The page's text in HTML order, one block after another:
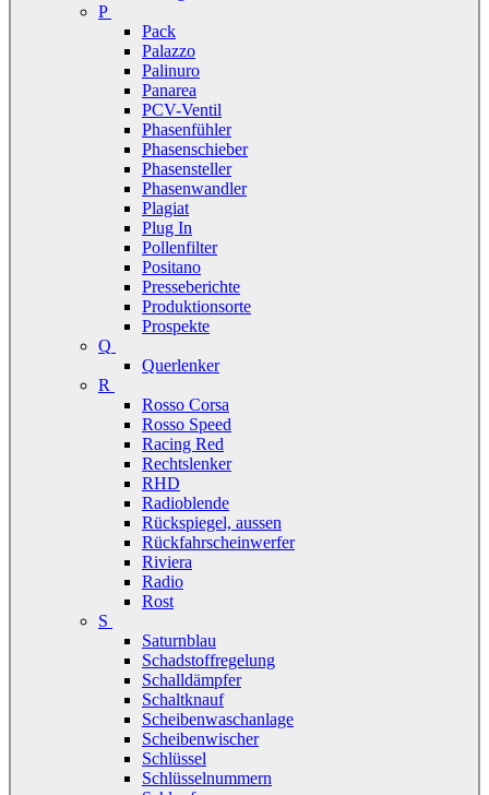
P
Pack
Palazzo
Palinuro
Panarea
PCV-Ventil
Phasenfühler
Phasenschieber
Phasensteller
Phasenwandler
Plagiat
Plug In
Pollenfilter
Positano
Presseberichte
Produktionsorte
Prospekte
Q
Querlenker
R
Rosso Corsa
Rosso Speed
Racing Red
Rechtslenker
RHD
Radioblende
Rückspiegel, aussen
Rückfahrscheinwerfer
Riviera
Radio
Rost
S
Saturnblau
Schadstoffregelung
Schalldämpfer
Schaltknauf
Scheibenwaschanlage
Scheibenwischer
Schlüssel
Schlüsselnummern